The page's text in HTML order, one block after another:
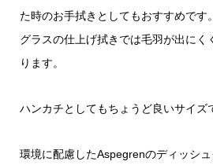
た時のお手拭きとしてもおすすめです。
グラスの仕上げ拭きでは毛羽が出にく
ります。
ハンカチとしてもちょうど良いサイズ
環境に配慮したAspegrenのディッシュ